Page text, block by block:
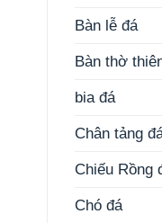
Bàn lễ đá
Bàn thờ
bia đá
Chân tảng
Chiếu Rồng
Chó đá